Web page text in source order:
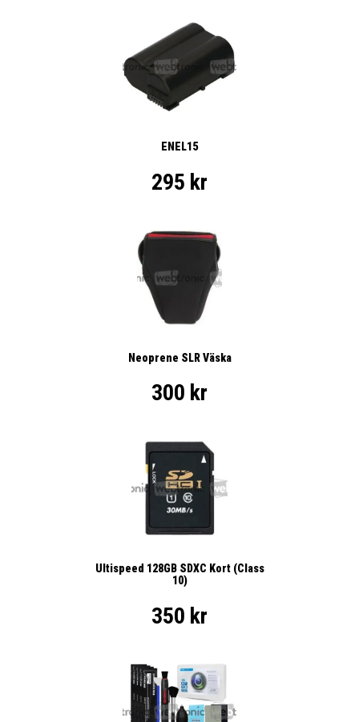
ENEL15
295 kr
Neoprene SLR Väska
300 kr
Ultispeed 128GB SDXC Kort (Class
10)
350 kr